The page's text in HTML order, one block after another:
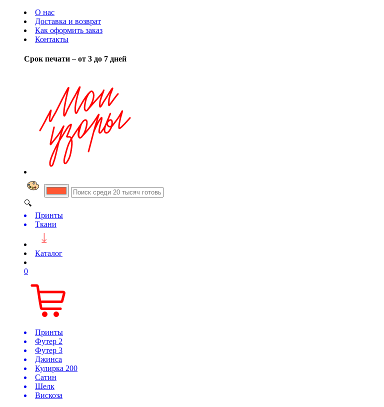
О нас
Доставка и возврат
Как оформить заказ
Контакты
Срок печати – от 3 до 7 дней
🔍
Принты
Ткани
Каталог
0
Принты
Футер 2
Футер 3
Джинса
Кулирка 200
Сатин
Шелк
Вискоза